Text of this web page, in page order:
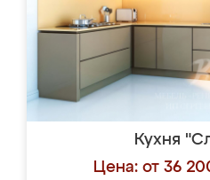
Кухня
Цена: от 36